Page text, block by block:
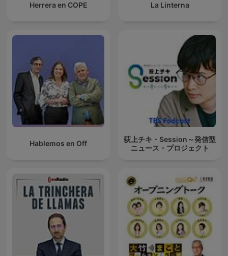
Herrera en COPE La Linterna
Hablemos en Off
荻上チキ・Session～発信型
ニュース・プロジェクト